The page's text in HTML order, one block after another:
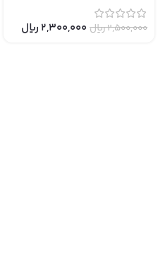
2,500,000﷼ 2,300,000 ﷼